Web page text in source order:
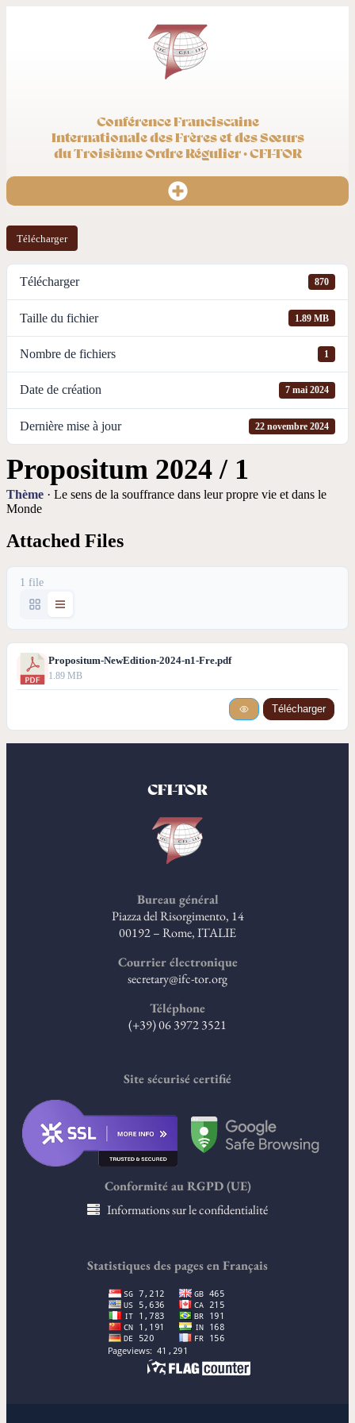
Conférence Franciscaine
Internationale des Frères et des Sœurs
du Troisième Ordre Régulier · CFI-TOR
Télécharger
Télécharger 870
Taille du fichier 1.89 MB
Nombre de fichiers 1
Date de création 7 mai 2024
Dernière mise à jour 22 novembre 2024
Propositum 2024 / 1
Thème · Le sens de la souffrance dans leur propre vie et dans le
Monde
Attached Files
1 file
Propositum-NewEdition-2024-n1-Fre.pdf
1.89 MB
Télécharger
CFI-TOR
Bureau général
Piazza del Risorgimento, 14
00192 – Rome, ITALIE
Courrier électronique
secretary@ifc-tor.org
Téléphone
(+39) 06 3972 3521
Site sécurisé certifié
Conformité au RGPD (UE)
Informations sur le confidentialité
Statistiques des pages en Français